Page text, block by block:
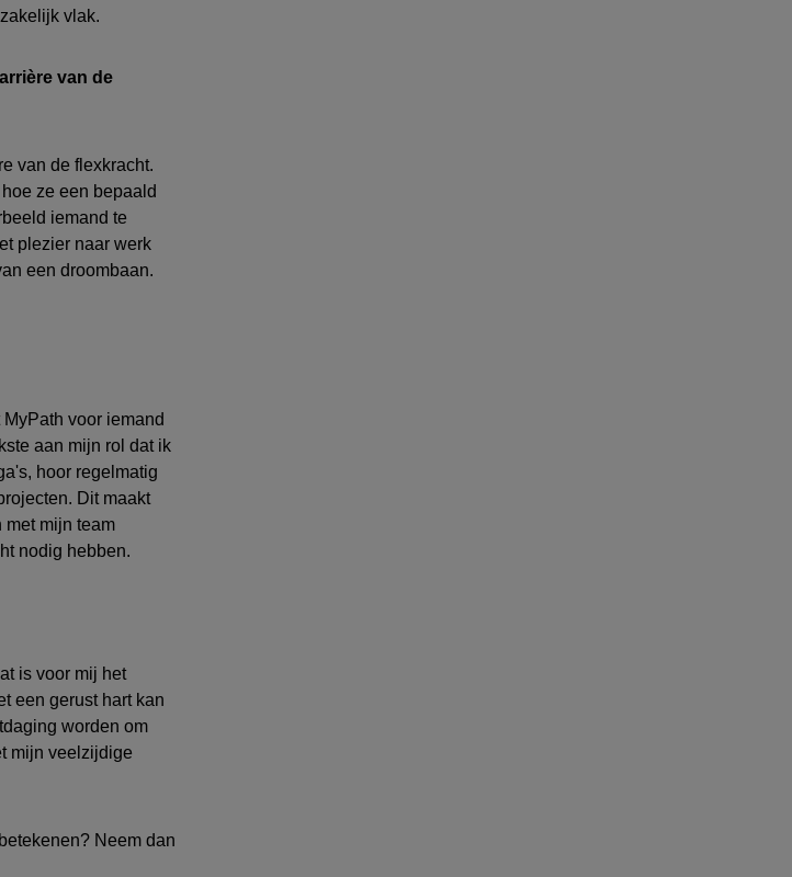
vlak.
van de
van de flexkracht.
oe ze een bepaald
iemand te
plezier naar werk
een droombaan.
MyPath voor iemand
aan mijn rol dat ik
, hoor regelmatig
Dit maakt
met mijn team
nodig hebben.
is voor mij het
een gerust hart kan
worden om
mijn veelzijdige
Neem dan